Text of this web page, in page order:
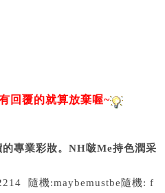
回覆的就算放棄喔~
專業彩妝。NH啵Me持色潤采
隨機:maybemustbe隨機: f